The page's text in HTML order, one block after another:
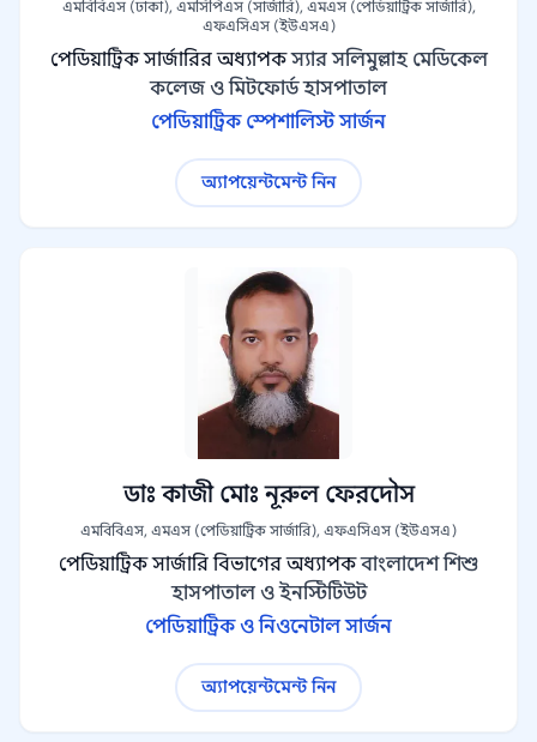
এমবিবিএস (ঢাকা), এমসিপিএস (সার্জারি), এমএস (পেডিয়াট্রিক সার্জারি),
এফএসিএস (ইউএসএ)
পেডিয়াট্রিক সার্জারির অধ্যাপক স্যার সলিমুল্লাহ মেডিকেল
কলেজ ও মিটফোর্ড হাসপাতাল
পেডিয়াট্রিক স্পেশালিস্ট সার্জন
অ্যাপয়েন্টমেন্ট নিন
ডাঃ কাজী মোঃ নূরুল ফেরদৌস
এমবিবিএস, এমএস (পেডিয়াট্রিক সার্জারি), এফএসিএস (ইউএসএ)
পেডিয়াট্রিক সার্জারি বিভাগের অধ্যাপক বাংলাদেশ শিশু
হাসপাতাল ও ইনস্টিটিউট
পেডিয়াট্রিক ও নিওনেটাল সার্জন
অ্যাপয়েন্টমেন্ট নিন